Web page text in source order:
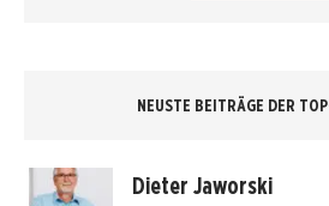
NEUSTE BEITRÄGE DER
Dieter Jaworski